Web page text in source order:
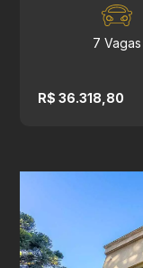
7 Vagas
R$ 36.318,80